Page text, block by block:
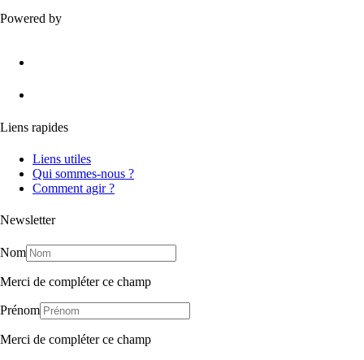
Powered by
Liens rapides
Liens utiles
Qui sommes-nous ?
Comment agir ?
Newsletter
Nom
Merci de compléter ce champ
Prénom
Merci de compléter ce champ